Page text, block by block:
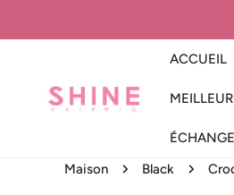
ACCUEIL
Maison Black